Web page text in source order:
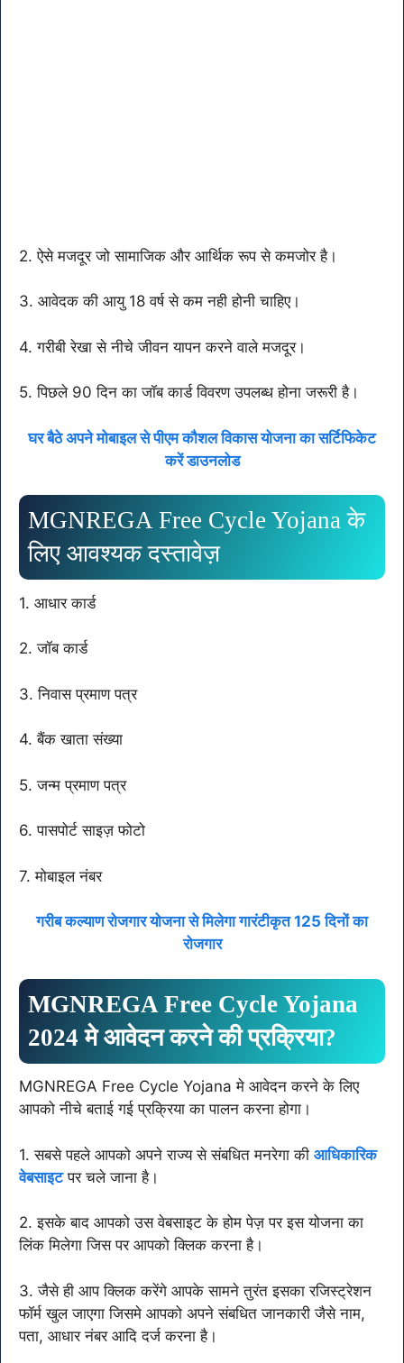
2. ऐसे मजदूर जो सामाजिक और आर्थिक रूप से कमजोर है।
3. आवेदक की आयु 18 वर्ष से कम नही होनी चाहिए।
4. गरीबी रेखा से नीचे जीवन यापन करने वाले मजदूर।
5. पिछले 90 दिन का जॉब कार्ड विवरण उपलब्ध होना जरूरी है।
घर बैठे अपने मोबाइल से पीएम कौशल विकास योजना का सर्टिफिकेट
करें डाउनलोड
MGNREGA Free Cycle Yojana के
लिए आवश्यक दस्तावेज़
1. आधार कार्ड
2. जॉब कार्ड
3. निवास प्रमाण पत्र
4. बैंक खाता संख्या
5. जन्म प्रमाण पत्र
6. पासपोर्ट साइज़ फोटो
7. मोबाइल नंबर
गरीब कल्याण रोजगार योजना से मिलेगा गारंटीकृत 125 दिनों का
रोजगार
MGNREGA Free Cycle Yojana
2024 मे आवेदन करने की प्रक्रिया?
MGNREGA Free Cycle Yojana मे आवेदन करने के लिए
आपको नीचे बताई गई प्रक्रिया का पालन करना होगा।
1. सबसे पहले आपको अपने राज्य से संबधित मनरेगा की आधिकारिक
वेबसाइटपर चले जाना है।
2. इसके बाद आपको उस वेबसाइट के होम पेज़ पर इस योजना का
लिंक मिलेगा जिस पर आपको क्लिक करना है।
3. जैसे ही आप क्लिक करेंगे आपके सामने तुरंत इसका रजिस्ट्रेशन
फॉर्म खुल जाएगा जिसमे आपको अपने संबधित जानकारी जैसे नाम,
पता, आधार नंबर आदि दर्ज करना है।